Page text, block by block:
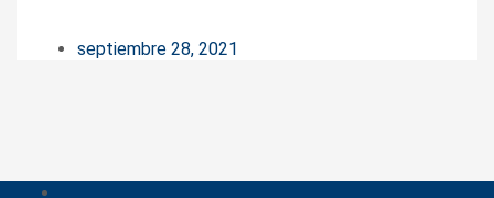
septiembre 28, 2021